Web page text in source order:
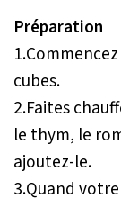
Préparation
cubes.
2.Faites
le thym, le
ajoutez-le.
3.Quand